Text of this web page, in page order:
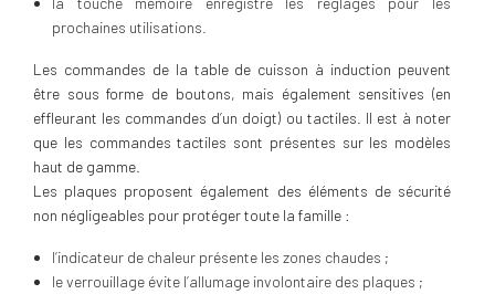
prochaines utilisations.
Les commandes de la table de cuisson à induction peuvent
être sous forme de boutons, mais également sensitives (en
effleurant les commandes d’un doigt) ou tactiles. Il est à noter
que les commandes tactiles sont présentes sur les modèles
haut de gamme.
Les plaques proposent également des éléments de sécurité
non négligeables pour protéger toute la famille :
l’indicateur de chaleur présente les zones chaudes ;
le verrouillage évite l’allumage involontaire des plaques ;